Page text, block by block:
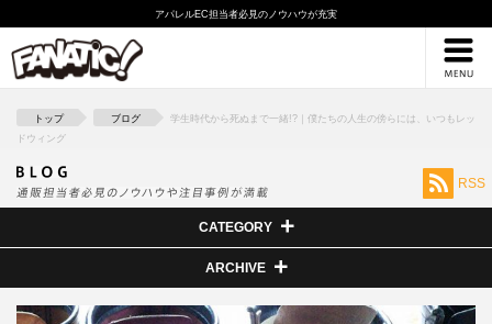
アパレルEC担当者必見のノウハウが充実
採用情報
トップ ブログ
学生時代から死ぬまで一緒!?｜僕たちの人生の傍らには、いつもレッ
ドウィング
RSS
CATEGORY
ARCHIVE